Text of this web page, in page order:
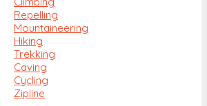
Repelling
Mountaineering
Hiking
Trekking
Caving
Cycling
Zipline